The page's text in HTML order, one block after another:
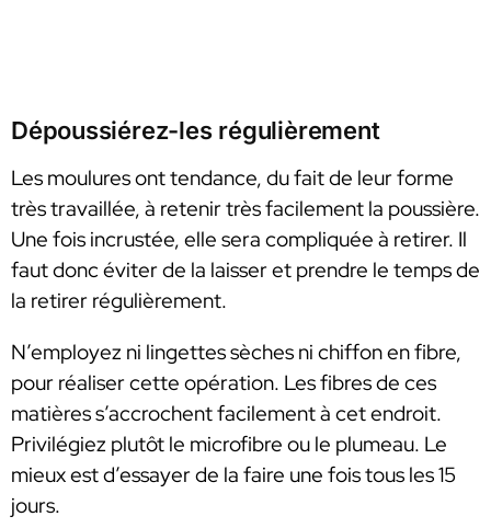
Dépoussiérez-les régulièrement
Les moulures ont tendance, du fait de leur forme
très travaillée, à retenir très facilement la poussière.
Une fois incrustée, elle sera compliquée à retirer. Il
faut donc éviter de la laisser et prendre le temps de
la retirer régulièrement.
N’employez ni lingettes sèches ni chiffon en fibre,
pour réaliser cette opération. Les fibres de ces
matières s’accrochent facilement à cet endroit.
Privilégiez plutôt le microfibre ou le plumeau. Le
mieux est d’essayer de la faire une fois tous les 15
jours.